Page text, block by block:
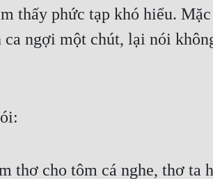
thấy phức tạp khó hiểu.
ca ngợi một chút, lại nói
thơ cho tôm cá nghe, thơ ta